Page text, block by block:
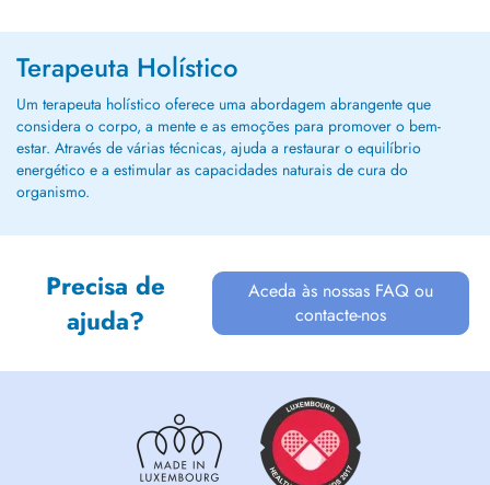
Terapeuta Holístico
Um terapeuta holístico oferece uma abordagem abrangente que
considera o corpo, a mente e as emoções para promover o bem-
estar. Através de várias técnicas, ajuda a restaurar o equilíbrio
energético e a estimular as capacidades naturais de cura do
organismo.
Precisa de
ajuda?
Aceda às nossas FAQ ou
contacte-nos